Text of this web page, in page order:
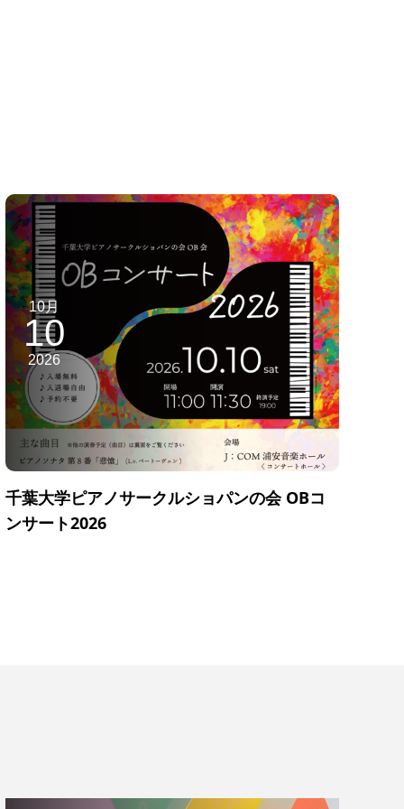
10月
10
2026
千葉大学ピアノサークルショパンの会 OBコ
ンサート2026